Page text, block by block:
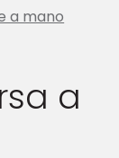
a mano
a